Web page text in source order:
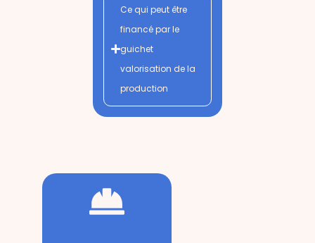
Ce qui peut être
financé par le
guichet
valorisation de la
production